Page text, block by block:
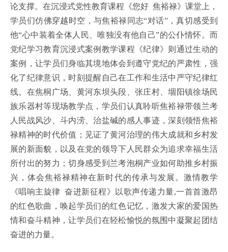
论支撑。在沉浸式党性教育课程《您好 焦裕禄》课堂上，
学员们仿佛穿越时空，与焦裕禄同志“对话”，真切感受到
他“心中装着全体人民、唯独没有他自己”的公仆情怀。而
党纪学习教育沉浸式案例教学课程《纪律》则通过生动的
案例，让学员们身临其境地体会到遵守党纪的严肃性，强
化了纪律意识，时刻提醒自己在工作和生活中严守纪律红
线。在焦桐广场、黄河东坝头段、张庄村、堌阳镇徐场民
族乐器村等现场教学点，学员们认真聆听焦裕禄带领兰考
人民战风沙、斗内涝、治盐碱的感人事迹，深刻领悟焦裕
禄精神的时代价值；见证了黄河治理的伟大成就和乡村发
展的新面貌，以及在党的领导下人民群众为追求幸福生活
所付出的努力；切身感受到兰考泡桐产业如何助推乡村振
兴，体会焦裕禄精神在新时代的传承与发展。激情教学
《唱响主旋律 奋进新征程》以歌声传递力量,一首首激昂
的红色歌曲，唤起学员们的红色记忆，激发大家的爱国热
情和奋斗精神，让学员们在轻松愉悦的氛围中凝聚起团结
奋进的力量。